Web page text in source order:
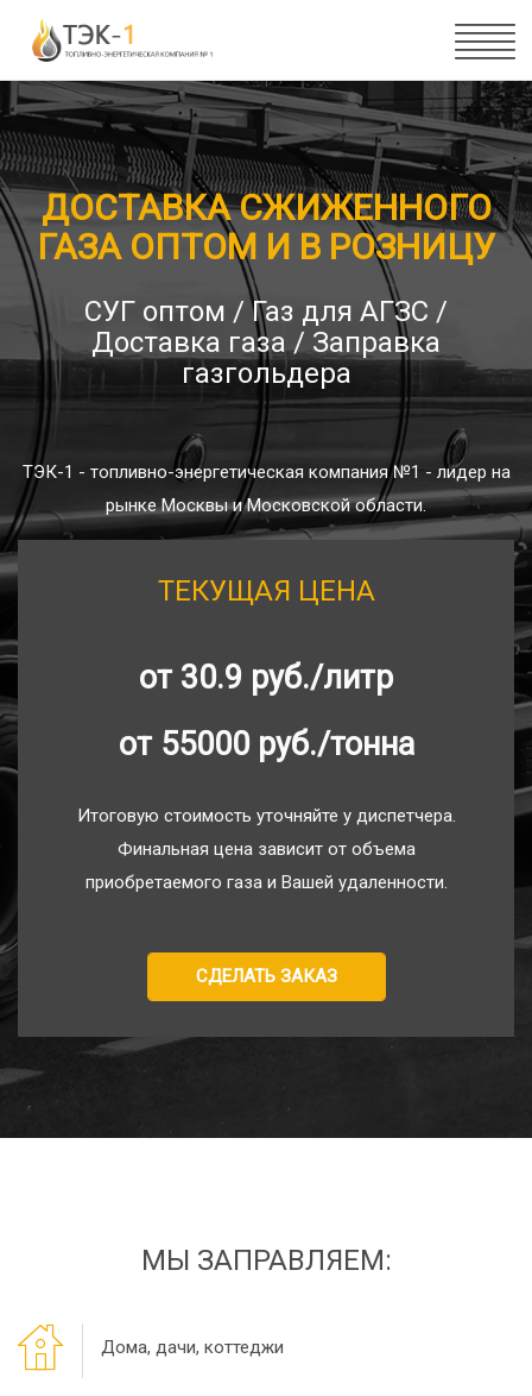
ДОСТАВКА СЖИЖЕННОГО
ГАЗА ОПТОМ И В РОЗНИЦУ
СУГ оптом / Газ для АГЗС /
Доставка газа / Заправка
газгольдера
ТЭК-1 - топливно-энергетическая компания №1 - лидер на
рынке Москвы и Московской области.
ТЕКУЩАЯ ЦЕНА
от 30.9 руб./литр
от 55000 руб./тонна
Итоговую стоимость уточняйте у диспетчера.
Финальная цена зависит от объема
приобретаемого газа и Вашей удаленности.
СДЕЛАТЬ ЗАКАЗ
МЫ ЗАПРАВЛЯЕМ:
Дома, дачи, коттеджи